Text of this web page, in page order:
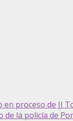
proceso de JJ
la policía de